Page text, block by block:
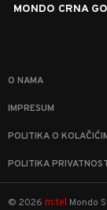
MONDO CRNA
O NAMA
IMPRESUM
POLITIKA O
POLITIKA
© 2026 m:tel Mondo